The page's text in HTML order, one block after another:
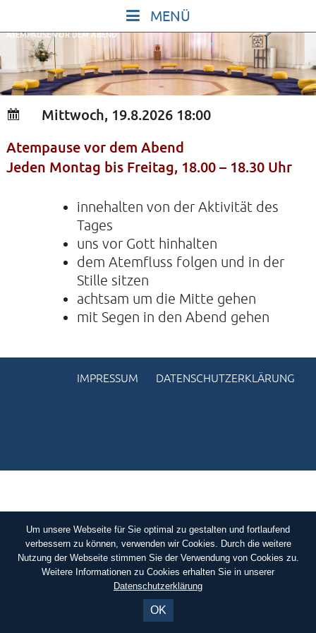
content
START
IN STILLE SEIN
SINGEN UND SCHWEIGEN
BEWEGEN UND TANZEN
GOTT UND DAS LEBEN FEIERN
HEILKRAFT DES KÖRPERS
STILLE UND SPIEL FÜR KINDER UND
JUGENDLICHE
VORTRÄGE
ALLE TERMINE
KONTAKTE
SO KOMMEN SIE ZU UNS
ARCHIV
IMPRESSUM
DATENSCHUTZERKLÄRUNG
ATEMPAUSE VOR DEM ABEND
Mittwoch, 19.8.2026 18:00
Atempause vor dem Abend
Jeden Montag bis Freitag, 18.00 – 18.30 Uhr
innehalten von der Aktivität des
Tages
uns vor Gott hinhalten
dem Atemfluss folgen und in der
Stille sitzen
achtsam um die Mitte gehen
mit Segen in den Abend gehen
IMPRESSUM DATENSCHUTZERKLÄRUNG
Um unsere Webseite für Sie optimal zu gestalten und fortlaufend
verbessern zu können, verwenden wir Cookies. Durch die weitere
Nutzung der Webseite stimmen Sie der Verwendung von Cookies zu.
Weitere Informationen zu Cookies erhalten Sie in unserer
Datenschutzerklärung
OK